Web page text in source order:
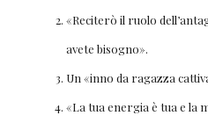
«Reciterò il ruolo
avete bisogno».
Un «inno da ragazza
«La tua energia è tua e la